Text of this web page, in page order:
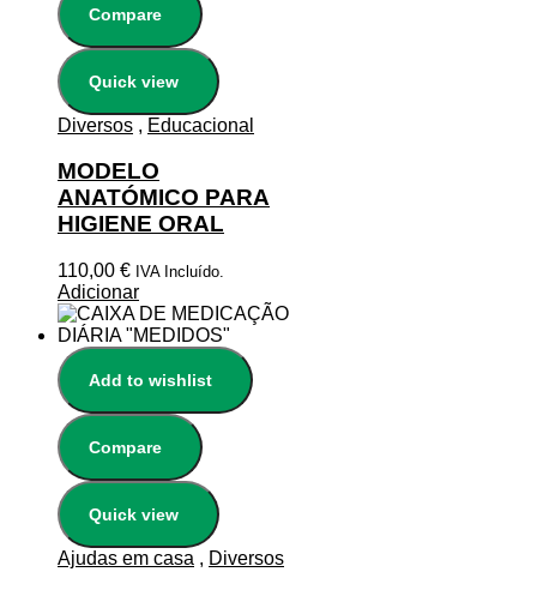
Compare
Quick view
Diversos , Educacional
MODELO
ANATÓMICO PARA
HIGIENE ORAL
110,00 € IVA Incluído.
Adicionar
Add to wishlist
Compare
Quick view
Ajudas em casa , Diversos